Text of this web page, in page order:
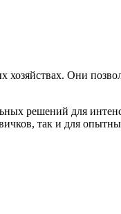
Они
решений для
так и для